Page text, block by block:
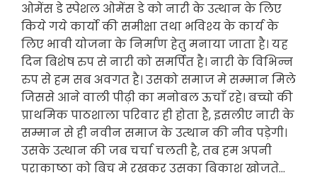
ओमेंस डे स्पेशल ओमेंस डे को नारी के उत्थान के लिए
किये गये कार्यो की समीक्षा तथा भविश्य के कार्य के
लिए भावी योजना के निर्माण हेतु मनाया जाता है। यह
दिन बिशेष रुप से नारी को समर्पित है। नारी के विभिन्न
रुप से हम सब अवगत है। उसको समाज मे सम्मान मिले
जिससे आने वाली पीढ़ी का मनोबल ऊचाँ रहे। बच्चो की
प्राथमिक पाठशाला परिवार ही होता है, इसलीए नारी के
सम्मान से ही नवीन समाज के उत्थान की नीव पड़ेगी।
उसके उत्थान की जब चर्चा चलती है, तब हम अपनी
पराकाष्ठा को बिच मे रखकर उसका बिकाश खोजते…